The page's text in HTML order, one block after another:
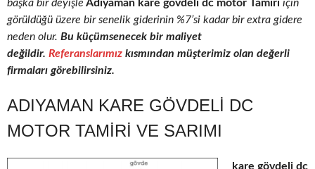
başka bir deyişle Adıyaman kare gövdeli dc motor Tamiri için
görüldüğü üzere bir senelik giderinin %7’si kadar bir extra gidere
neden olur. Bu küçümsenecek bir maliyet
değildir. Referanslarımız kısmından müşterimiz olan değerli
firmaları görebilirsiniz.
ADIYAMAN KARE GÖVDELI DC
MOTOR TAMIRI VE SARIMI
kare gövdeli dc